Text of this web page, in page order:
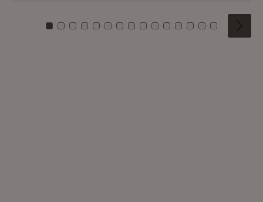
Zu Kachel: 0
Zu Kachel: 1
Zu Kachel: 2
Zu Kachel: 3
Zu Kachel: 4
Zu Kachel: 5
Zu Kachel: 6
Zu Kachel: 7
Zu Kachel: 8
Zu Kachel: 9
Zu Kachel: 10
Zu Kachel: 11
Zu Kachel: 12
Zu Kachel:
Zu